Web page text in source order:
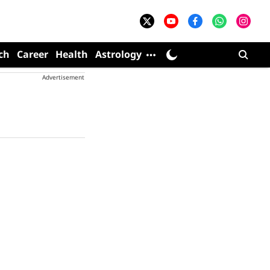
Career Health Astrology
Advertisement